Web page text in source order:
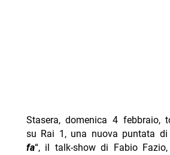
Stasera, domenica 4 febbraio,
su Rai 1, una nuova puntata di
fa“, il talk-show di Fabio